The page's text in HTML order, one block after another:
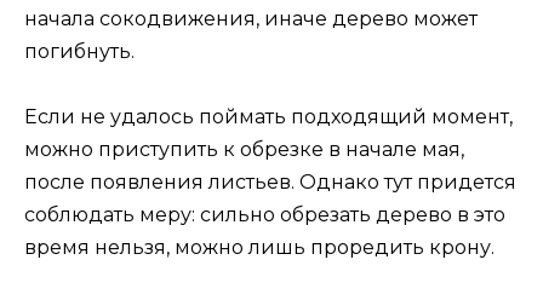
начала сокодвижения, иначе дерево может
погибнуть.
Если не удалось поймать подходящий момент,
можно приступить к обрезке в начале мая,
после появления листьев. Однако тут придется
соблюдать меру: сильно обрезать дерево в это
время нельзя, можно лишь проредить крону.